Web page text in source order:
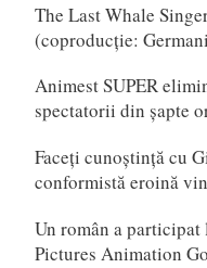
The Last Whale
(coproducție:
Animest SUPER
spectatorii din șapte
Faceți cunoștință cu
conformistă eroină
Un român a
Pictures Animation